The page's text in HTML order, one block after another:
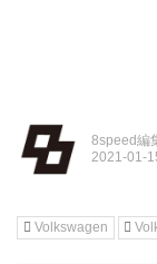
8speed編
Volkswagen